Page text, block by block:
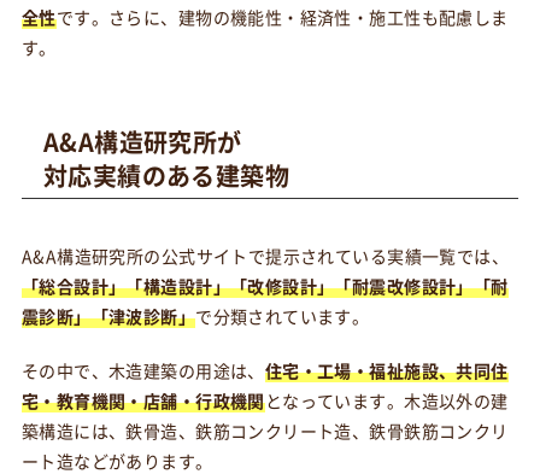
全性です。さらに、建物の機能性・経済性・施工性も配慮しま
す。
A&A構造研究所が
対応実績のある建築物
A&A構造研究所の公式サイトで提示されている実績一覧では、
「総合設計」「構造設計」「改修設計」「耐震改修設計」「耐
震診断」「津波診断」で分類されています。
その中で、木造建築の用途は、 住宅・工場・福祉施設、共同住
宅・教育機関・店舗・行政機関となっています。木造以外の建
築構造には、鉄骨造、鉄筋コンクリート造、鉄骨鉄筋コンクリ
ート造などがあります。